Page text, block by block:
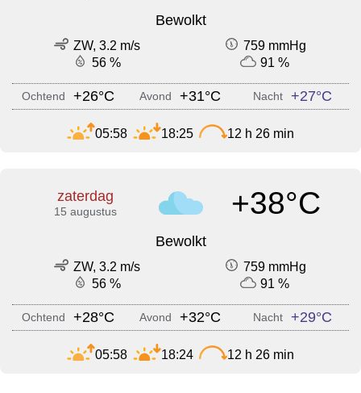
Bewolkt
ZW, 3.2 m/s
759 mmHg
56 %
91 %
Ochtend +26°C Avond +31°C Nacht +27°C
05:58 18:25 12 h 26 min
zaterdag
15 augustus +38°C
Bewolkt
ZW, 3.2 m/s
759 mmHg
56 %
91 %
Ochtend +28°C Avond +32°C Nacht +29°C
05:58 18:24 12 h 26 min